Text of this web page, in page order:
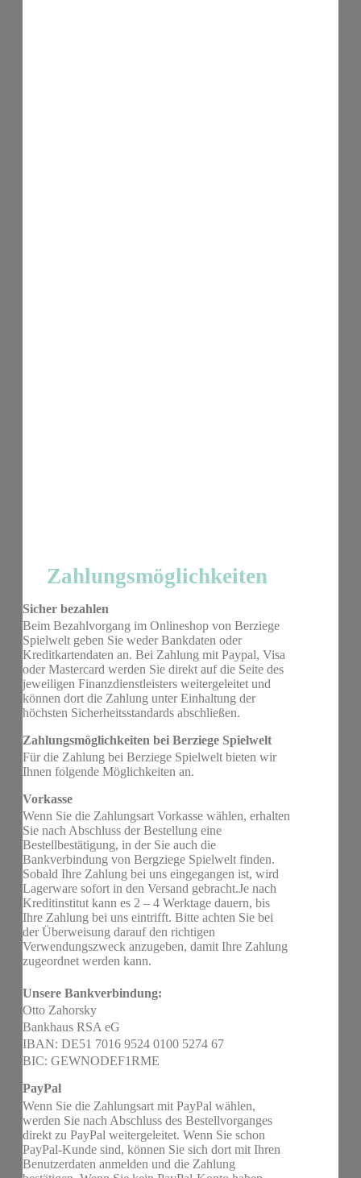
Zahlungsmöglichkeiten
Sicher bezahlen
Beim Bezahlvorgang im Onlineshop von Berziege
Spielwelt geben Sie weder Bankdaten oder
Kreditkartendaten an. Bei Zahlung mit Paypal, Visa
oder Mastercard werden Sie direkt auf die Seite des
jeweiligen Finanzdienstleisters weitergeleitet und
können dort die Zahlung unter Einhaltung der
höchsten Sicherheitsstandards abschließen.
Zahlungsmöglichkeiten bei Berziege Spielwelt
Für die Zahlung bei Berziege Spielwelt bieten wir
Ihnen folgende Möglichkeiten an.
Vorkasse
Wenn Sie die Zahlungsart Vorkasse wählen, erhalten
Sie nach Abschluss der Bestellung eine
Bestellbestätigung, in der Sie auch die
Bankverbindung von Bergziege Spielwelt finden.
Sobald Ihre Zahlung bei uns eingegangen ist, wird
Lagerware sofort in den Versand gebracht.Je nach
Kreditinstitut kann es 2 – 4 Werktage dauern, bis
Ihre Zahlung bei uns eintrifft. Bitte achten Sie bei
der Überweisung darauf den richtigen
Verwendungszweck anzugeben, damit Ihre Zahlung
zugeordnet werden kann.
Unsere Bankverbindung:
Otto Zahorsky
Bankhaus RSA eG
IBAN: DE51 7016 9524 0100 5274 67
BIC: GEWNODEF1RME
PayPal
Wenn Sie die Zahlungsart mit PayPal wählen,
werden Sie nach Abschluss des Bestellvorganges
direkt zu PayPal weitergeleitet. Wenn Sie schon
PayPal-Kunde sind, können Sie sich dort mit Ihren
Benutzerdaten anmelden und die Zahlung